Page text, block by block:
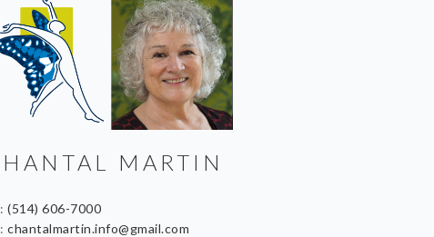
MARTIN
:(514) 606-7000
:chantalmartin.info@gmail.com